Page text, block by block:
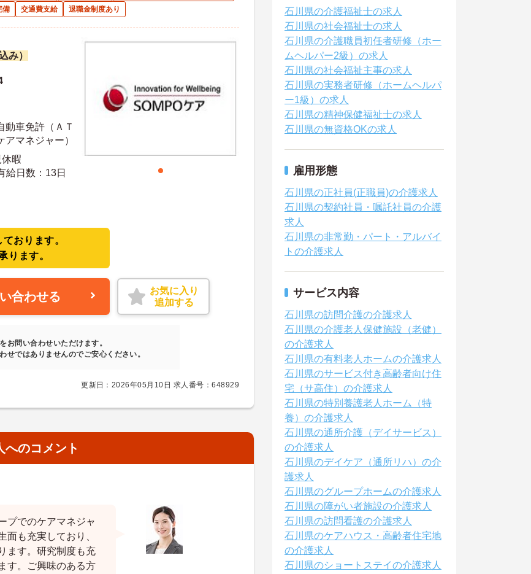
備 交通費支給 退職金制度あり
み）
動車免許（ＡＴ
マネジャー）
暇
日 初年度有給日数：13日
おります。
ります。
合わせる
お気に入り
追加する
お問い合わせいただけます。
せではありませんのでご安心ください。
更新日：2026年05月10日 求人番号：648929
へのコメント
プでのケアマネジャ
面も充実しており、
ます。研究制度も充
す。ご興味のある方
石川県の介護福祉士の求人
石川県の社会福祉士の求人
石川県の介護職員初任者研修（ホー
ムヘルパー2級）の求人
石川県の社会福祉主事の求人
石川県の実務者研修（ホームヘルパ
ー1級）の求人
石川県の精神保健福祉士の求人
石川県の無資格OKの求人
雇用形態
石川県の正社員(正職員)の介護求人
石川県の契約社員・嘱託社員の介護
求人
石川県の非常勤・パート・アルバイ
トの介護求人
サービス内容
石川県の訪問介護の介護求人
石川県の介護老人保健施設（老健）
の介護求人
石川県の有料老人ホームの介護求人
石川県のサービス付き高齢者向け住
宅（サ高住）の介護求人
石川県の特別養護老人ホーム（特
養）の介護求人
石川県の通所介護（デイサービス）
の介護求人
石川県のデイケア（通所リハ）の介
護求人
石川県のグループホームの介護求人
石川県の障がい者施設の介護求人
石川県の訪問看護の介護求人
石川県のケアハウス・高齢者住宅地
の介護求人
石川県のショートステイの介護求人